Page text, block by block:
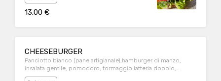
13.00 €
CHEESEBURGER
Panciotto bianco (pane artigianale),hamburger di manzo,
insalata gentile, pomodoro, formaggio latteria doppio,
maionese. Patate fritte.